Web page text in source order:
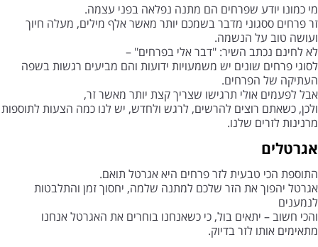
מי כמונו יודע שפרחים הם מתנה נפלאה בפני עצמה.
זר פרחים ססגוני מדבר בשמכם יותר מאשר אלף מילים, מעלה חיוך
ועושה טוב על הנשמה.
לא לחינם נכתב השיר: "דבר אלי בפרחים" –
לסוגי פרחים שונים יש משמעויות ידועות והם מביעים רגשות בשפה
העתיקה של הפרחים.
אבל לפעמים אולי תרגישו שצריך קצת יותר מאשר זר,
ולכן, כשאתם רוצים להרשים, לרגש ולחדש, יש לנו כמה הצעות לתוספות
מרנינות לזרים שלנו.
אגרטלים
התוספת הכי טבעית לזר פרחים היא אגרטל תואם.
אגרטל יהפוך את הזר שלכם למתנה שלמה, יחסוך זמן והתלבטות
לנמענים
והכי חשוב – יתאים בול, כי כשאנחנו בוחרים את האגרטל אנחנו
מתאימים אותו לזר בדיוק.